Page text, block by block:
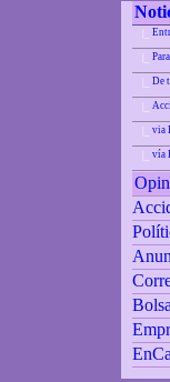
De
via
vía